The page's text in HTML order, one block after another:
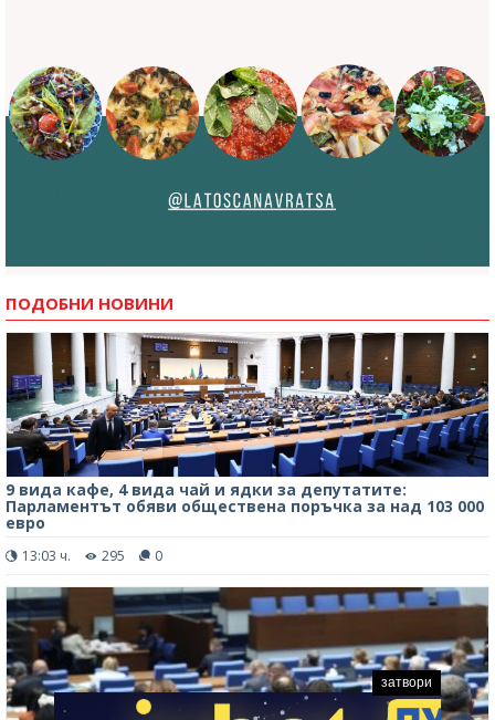
ПОДОБНИ НОВИНИ
9 вида кафе, 4 вида чай и ядки за депутатите:
Парламентът обяви обществена поръчка за над 103 000
евро
13:03 ч. 295 0
затвори